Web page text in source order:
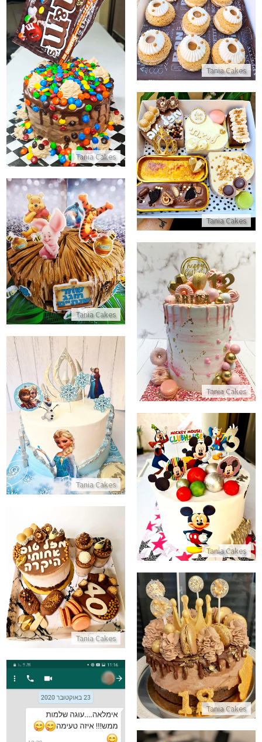
Tania Cakes
התקשר/י
Tania Cakes
עוגת ממתקים M&M
התקשר/י
Tania Cakes
מארז קינוחים ליום הולדת
התקשר/י
Tania Cakes
עוגת פו הדב וחברים
התקשר/י
Tania Cakes
עוגת בת מצווה
התקשר/י
Tania Cakes
עוגת אנה ואלזה
התקשר/י
Tania Cakes
עוגת מיקי מאוס ליום הולדת
התקשר/י
Tania Cakes
מארז יום הולדת עם עוגה אישית
התקשר/י
Tania Cakes
עוגת מוס שוקולד מעוצבת לגיל 18
התקשר/י